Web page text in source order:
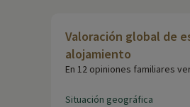
Valoración global de
alojamiento
En 12 opiniones familiares
Situación geográfica